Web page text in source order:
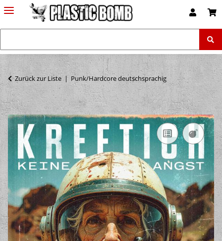
Zurück zur Liste Punk/Hardcore deutschsprachig